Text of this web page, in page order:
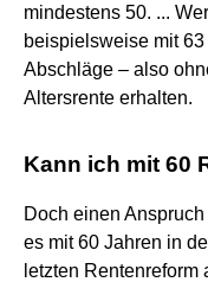
mindestens 50. ...
beispielsweise mit
Abschläge – also
Altersrente erhalten.
Kann ich mit 60
Doch einen
es mit 60 Jahren in
letzten